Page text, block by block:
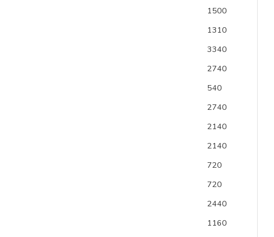
1500
1310
3340
2740
540
2740
2140
2140
720
720
2440
1160